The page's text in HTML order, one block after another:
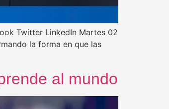
Twitter LinkedIn Martes 02
la forma en que las
al mundo